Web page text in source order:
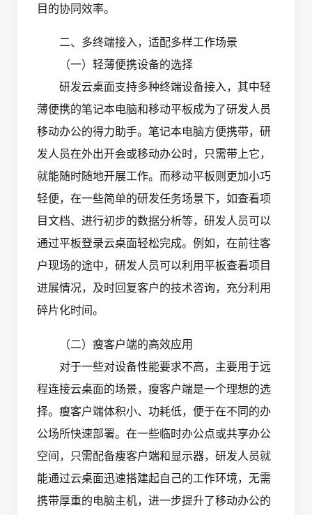
目的协同效率。
二、多终端接入，适配多样工作场景
（一）轻薄便携设备的选择
研发云桌面支持多种终端设备接入，其中轻
薄便携的笔记本电脑和移动平板成为了研发人员
移动办公的得力助手。笔记本电脑方便携带，研
发人员在外出开会或移动办公时，只需带上它，
就能随时随地开展工作。而移动平板则更加小巧
轻便，在一些简单的研发任务场景下，如查看项
目文档、进行初步的数据分析等，研发人员可以
通过平板登录云桌面轻松完成。例如，在前往客
户现场的途中，研发人员可以利用平板查看项目
进展情况，及时回复客户的技术咨询，充分利用
碎片化时间。
（二）瘦客户端的高效应用
对于一些对设备性能要求不高，主要用于远
程连接云桌面的场景，瘦客户端是一个理想的选
择。瘦客户端体积小、功耗低，便于在不同的办
公场所快速部署。在一些临时办公点或共享办公
空间，只需配备瘦客户端和显示器，研发人员就
能通过云桌面迅速搭建起自己的工作环境，无需
携带厚重的电脑主机，进一步提升了移动办公的